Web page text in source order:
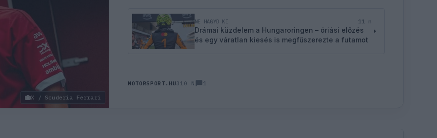
X / Scuderia Ferrari
NE HAGYD KI 11 n
Drámai küzdelem a Hungaroringen – óriási előzés
és egy váratlan kiesés is megfűszerezte a futamot
MOTORSPORT.HU310 N 1